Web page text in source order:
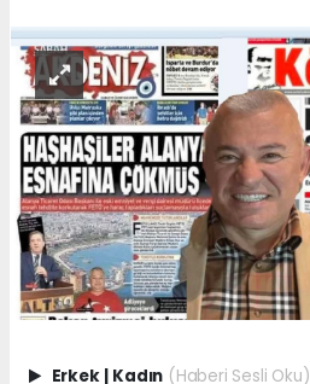
Erkek | Kadın (Haberi Sesli Oku)